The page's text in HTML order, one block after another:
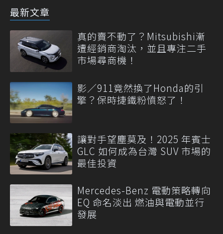
最新文章
真的賣不動了？Mitsubishi漸
遭經銷商淘汰，並且專注二手
市場尋商機！
影／911竟然換了Honda的引
擎？保時捷鐵粉憤怒了！
讓對手望塵莫及！2025 年賓士
GLC 如何成為台灣 SUV 市場的
最佳投資
Mercedes-Benz 電動策略轉向
EQ 命名淡出 燃油與電動並行
發展